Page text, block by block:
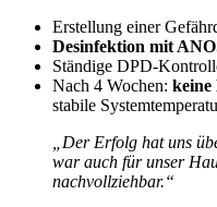
Erstellung einer
Desinfektion mit
Ständige DPD-
Nach 4 Wochen: keine
stabile
„Der Erfolg hat uns
war auch für unser
nachvollziehbar.“